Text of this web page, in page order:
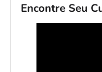
Encontre Seu